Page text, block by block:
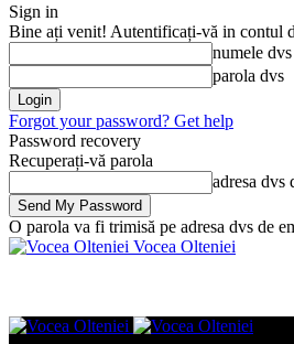
Sign in
Bine ați venit! Autentificați-vă in contul
numele
parola dvs
Forgot your password? Get help
Password recovery
Recuperați-vă parola
adresa dvs
O parola va fi trimisă pe adresa dvs de
Vocea Olteniei